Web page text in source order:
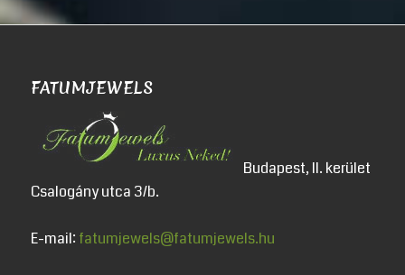
FATUMJEWELS
Budapest, II. kerület
Csalogány utca 3/b.
E-mail: fatumjewels@fatumjewels.hu